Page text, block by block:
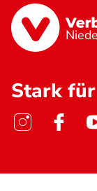
Stark